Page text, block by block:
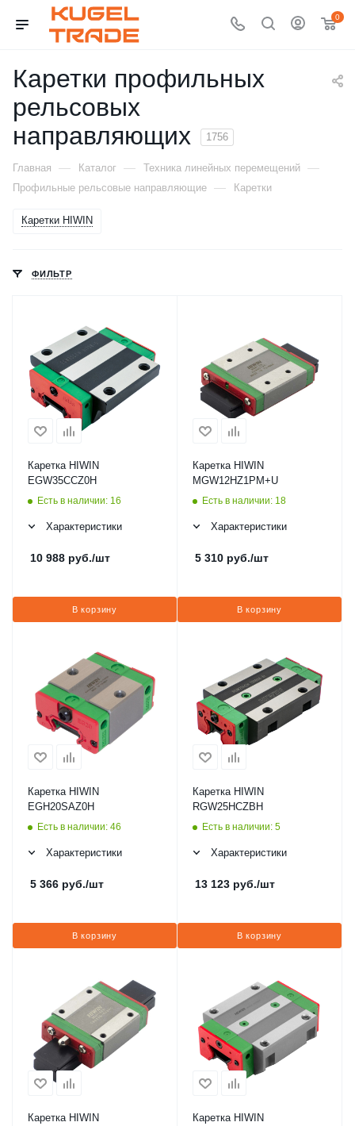
0
Каретки профильных
рельсовых
направляющих
1756
Главная — Каталог — Техника линейных перемещений —
Профильные рельсовые направляющие — Каретки
Каретки HIWIN
ФИЛЬТР
Каретка HIWIN
EGW35CCZ0H
Есть в наличии: 16
Характеристики
10 988 руб./шт
В корзину
Каретка HIWIN
MGW12HZ1PM+U
Есть в наличии: 18
Характеристики
5 310 руб./шт
В корзину
Каретка HIWIN
EGH20SAZ0H
Есть в наличии: 46
Характеристики
5 366 руб./шт
В корзину
Каретка HIWIN
RGW25HCZBH
Есть в наличии: 5
Характеристики
13 123 руб./шт
В корзину
Каретка HIWIN
Каретка HIWIN